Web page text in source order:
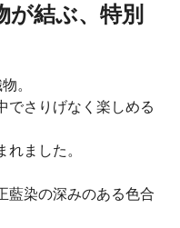
が結ぶ、特別
。
でさりげなく楽しめる
ました。
藍染の深みのある色合